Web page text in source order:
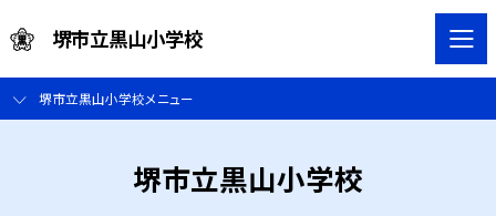
堺市立黒山小学校
堺市立黒山小学校メニュー
堺市立黒山小学校